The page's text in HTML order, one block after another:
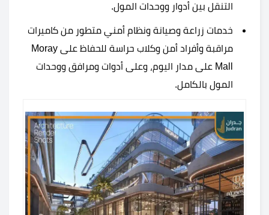
التنقل بين أدوار ووحدات المول.
خدمات زراعة وصيانة ونظام أمني متطور من كاميرات
مراقبة وأفراد أمن وكلاب حراسة للحفاظ على Moray
Mall على مدار اليوم، وعلى أدوات ومرافق ووحدات
المول بالكامل.